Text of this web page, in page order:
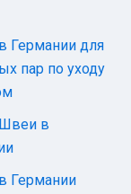
Германии для
пар по уходу
в
Германии